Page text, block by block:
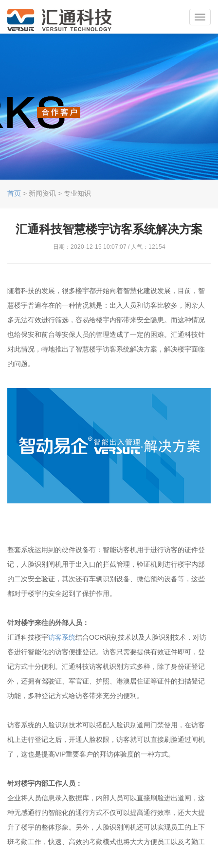
首页 > 新闻资讯 > 专业知识
汇通科技智慧楼宇访客系统解决方案
日期：2020-12-15 10:07:07 / 人气：12154
随着科技的发展，很多楼宇都开始向着智慧化建设发展，目前，智
慧楼宇普遍存在的一种情况就是：出入人员和访客比较多，闲杂人
多无法有效进行筛选，容易给楼宇内部带来安全隐患。而这种情况
也给保安和前台等安保人员的管理造成了一定的困难。汇通科技针
对此情况，特地推出了智慧楼宇访客系统解决方案，解决楼宇面临
的问题。
整套系统运用到的硬件设备有：智能访客机用于进行访客的证件登
记，人脸识别闸机用于出入口的拦截管理，验证机则进行楼宇内部
的二次安全验证，其次还有车辆识别设备、微信预约设备等，这些
都对于楼宇的安全起到了保护作用。
针对楼宇来往的外部人员：
汇通科技楼宇访客系统结合OCR识别技术以及人脸识别技术，对访
客进行智能化的访客便捷登记。访客只需要提供有效证件即可，登
记方式十分便利。汇通科技访客机识别方式多样，除了身份证登记
外，还拥有驾驶证、军官证、护照、港澳居住证等证件的扫描登记
功能，多种登记方式给访客带来充分的便利。
访客系统的人脸识别技术可以搭配人脸识别道闸门禁使用，在访客
机上进行登记之后，开通人脸权限，访客就可以直接刷脸通过闸机
了，这也是提高VIP重要客户的拜访体验度的一种方式。
针对楼宇内部工作人员：
企业将人员信息录入数据库，内部人员可以直接刷脸进出道闸，这
种无感通行的智能化的通行方式不仅可以提高通行效率，还大大提
升了楼宇的整体形象。另外，人脸识别闸机还可以实现员工的上下
班考勤工作，快速、高效的考勤模式也将大大方便员工以及考勤工